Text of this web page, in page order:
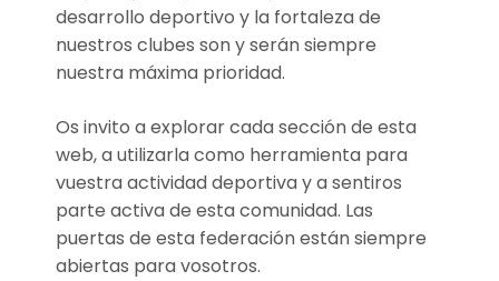
desarrollo deportivo y la fortaleza de
nuestros clubes son y serán siempre
nuestra máxima prioridad.
Os invito a explorar cada sección de esta
web, a utilizarla como herramienta para
vuestra actividad deportiva y a sentiros
parte activa de esta comunidad. Las
puertas de esta federación están siempre
abiertas para vosotros.